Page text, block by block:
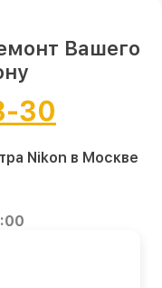
Вашего
30
Nikon в Москве